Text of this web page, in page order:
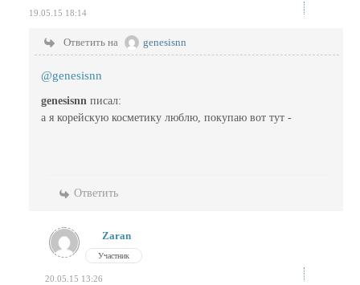
19.05.15 18:14
Ответить на genesisnn
@genesisnn
genesisnn писал:
а я корейскую косметику люблю, покупаю вот тут -
Ответить
Zaran
Участник
20.05.15 13:26